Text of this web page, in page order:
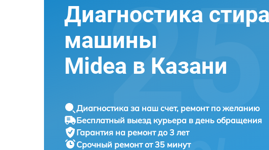
Диагностика
машины
Midea в Казани
Диагностика за наш счет, ремонт по желанию
Бесплатный выезд курьера в день обращения
Гарантия на ремонт до 3 лет
Срочный ремонт от 35 минут